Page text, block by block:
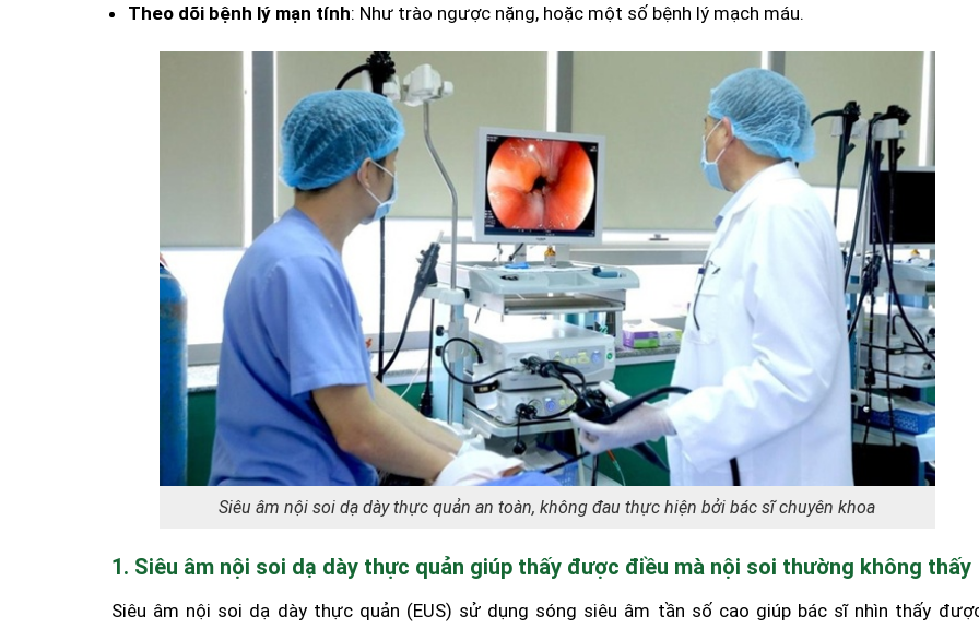
Theo dõi bệnh lý mạn tính: Như trào ngược nặng, hoặc một số bệnh lý mạch máu.
Siêu âm nội soi dạ dày thực quản an toàn, không đau thực hiện bởi bác sĩ chuyên khoa
1. Siêu âm nội soi dạ dày thực quản giúp thấy được điều mà nội soi thường không thấy
Siêu âm nội soi dạ dày thực quản (EUS) sử dụng sóng siêu âm tần số cao giúp bác sĩ nhìn thấy